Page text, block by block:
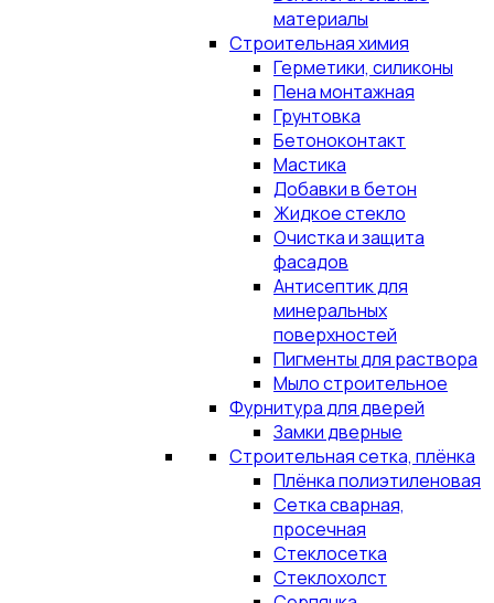
материалы
Строительная химия
Герметики, силиконы
Пена монтажная
Грунтовка
Бетоноконтакт
Мастика
Добавки в бетон
Жидкое стекло
Очистка и защита
фасадов
Антисептик для
минеральных
поверхностей
Пигменты для раствора
Мыло строительное
Фурнитура для дверей
Замки дверные
Строительная сетка, плёнка
Плёнка полиэтиленовая
Сетка сварная,
просечная
Стеклосетка
Стеклохолст